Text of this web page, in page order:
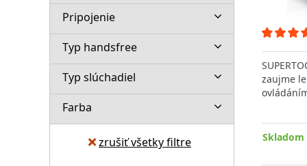
Pripojenie
Typ handsfree
Typ slúchadiel
Farba
zrušiť všetky filtre
zaujme
Skladom